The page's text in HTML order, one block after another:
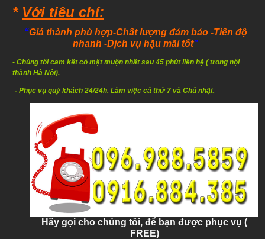
* Với tiêu chí:
“Giá thành phù hợp-Chất lượng đảm bảo -Tiến độ
nhanh -Dịch vụ hậu mãi tốt”
- Chúng tôi cam kết có mặt muộn nhất sau 45 phút liên hệ ( trong nội
thành Hà Nội).
- Phục vụ quý khách 24/24h. Làm việc cả thứ 7 và Chủ nhật.
Hãy gọi cho chúng tôi, để bạn được phục vụ (
FREE)